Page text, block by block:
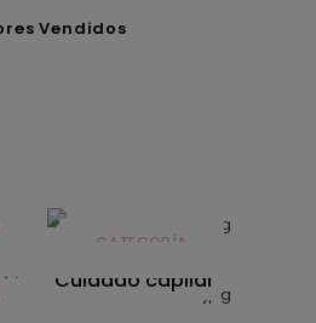
Vendidos
CATEGORÍA
Solares
Cuidado capilar